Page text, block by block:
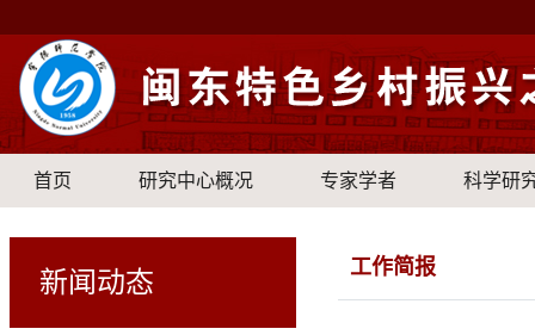
首页 研究中心概况 专家学者 科学研
新闻动态 工作简报